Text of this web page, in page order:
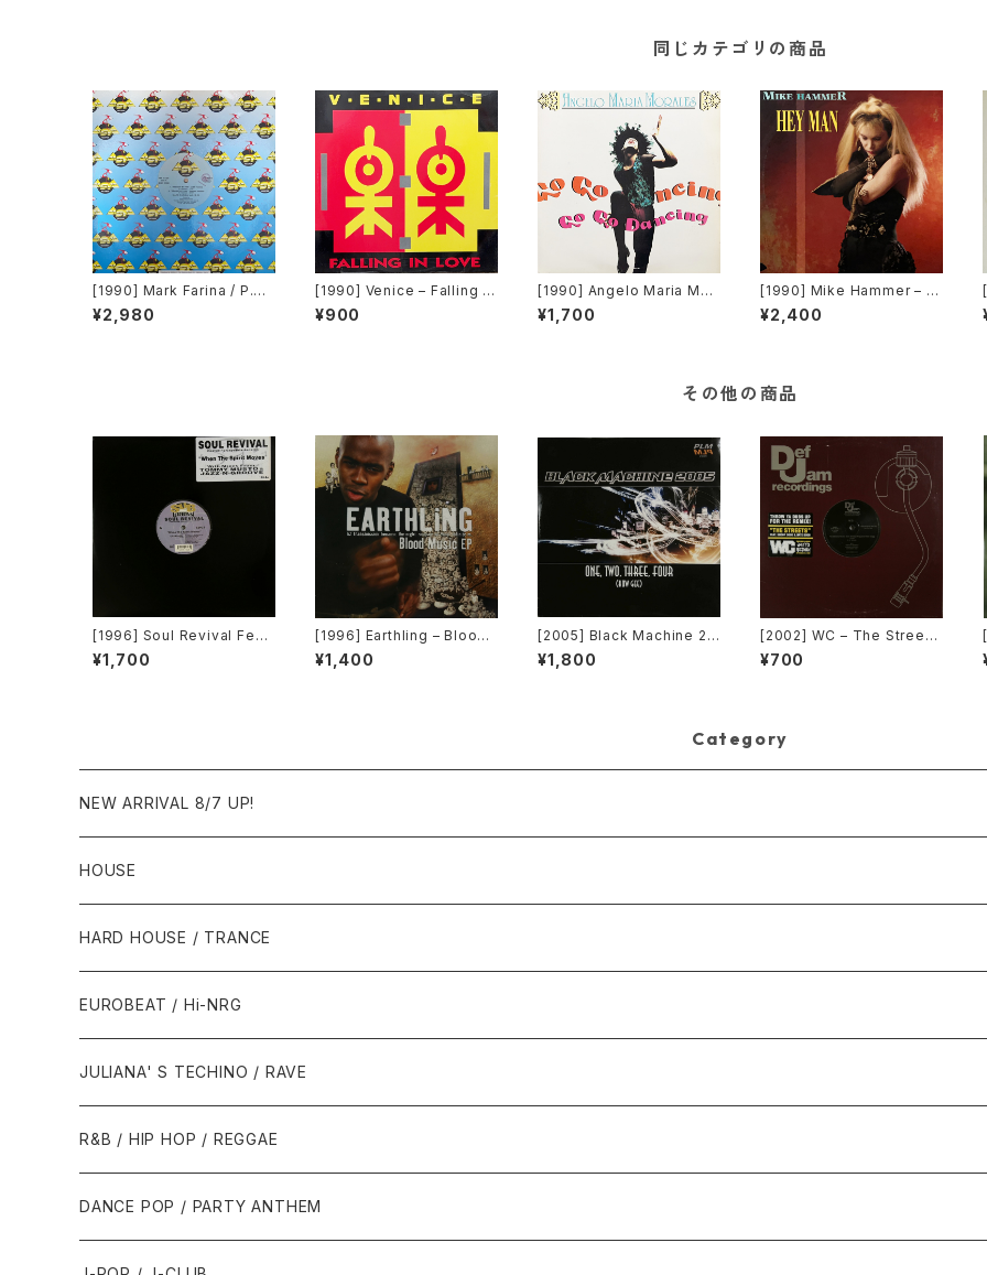
同じカテゴリの商品
[1990] Mark Farina / P.C.
Dee – Relight My Fire / P
opcorn [Asia Records]
¥2,980
[1990] Venice – Falling In
Love [Flea Records]
¥900
[1990] Angelo Maria Mor
ales – Go Go Dancing [R
adiorama Productions]
¥1,700
[1990] Mike Hammer – H
ey Man [Time Records]
[TRD 1137]
¥2,400
その他の商品
[1996] Soul Revival Feat
uring Capathia Jenkins –
When The Spirit Moves
¥1,700
[1996] Earthling – Blood
Music EP [Cooltempo]
¥1,400
[2005] Black Machine 20
05 – One, Two, Three, F
our (How Gee) [PLM Rec
¥1,800
[2002] WC – The Streets
(Remix) [Def Jam Recor
dings][PROMO]
¥700
Category
NEW ARRIVAL 8/7 UP!
HOUSE
1980年代
1987年・以前
1988年
1990年代
1990年
1991年
2000年代
2000年
2001年
2010年代
2010年
2011年
HARD HOUSE / TRANCE
1990年代
1994年・以前
1995年
2000年代
2000年
2001年
EUROBEAT / Hi-NRG
1980年代
1986年・以前
1987年
1990年代
1990年
1991年
2000年代
JULIANA' S TECHINO / RAVE
1990年代
1990年
1991年
2000年代
2000年
R&B / HIP HOP / REGGAE
1980年代
1985年・以前
DANCE POP / PARTY ANTHEM